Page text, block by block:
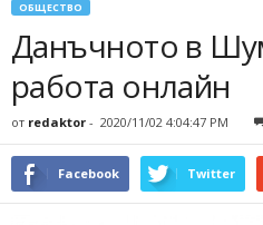
ОБЩЕСТВО
Данъчното в
работа онлайн
от redaktor - 2020/11/02 4:04:47 PM
Facebook Twitter